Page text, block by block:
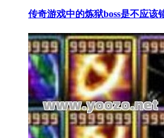
传奇游戏中的炼狱boss是不应该